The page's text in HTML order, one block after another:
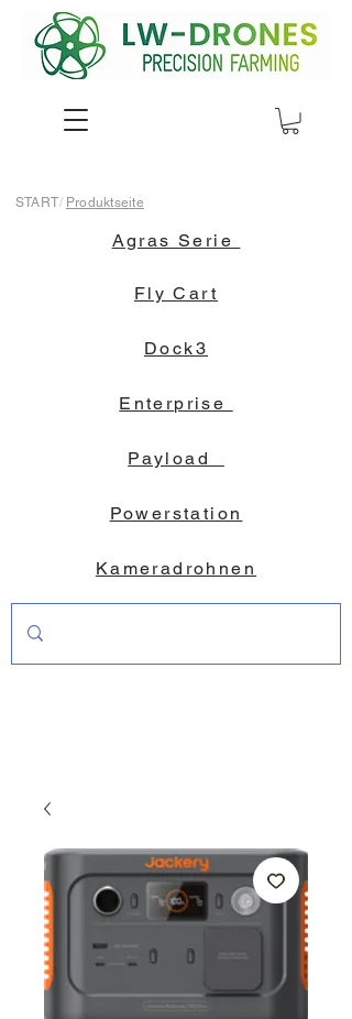
START/ Produktseite
Agras Serie
Fly Cart
Dock3
Enterprise
Payload
Powerstation
Kameradrohnen